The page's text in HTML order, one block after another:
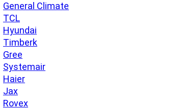
General Climate
TCL
Hyundai
Timberk
Gree
Systemair
Haier
Jax
Rovex